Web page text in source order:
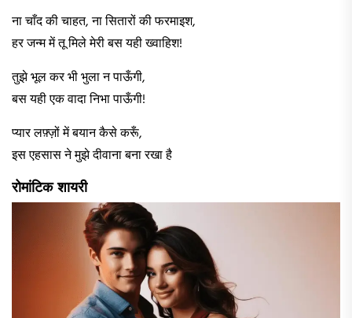
​ना चाँद की चाहत, ना सितारों की फरमाइश,
हर जन्म में तू मिले मेरी बस यही ख्वाहिश! ​
​तुझे भूल कर भी भुला न पाऊँगी,
बस यही एक वादा निभा पाऊँगी! ​
​प्यार लफ़्ज़ों में बयान कैसे करूँ,
इस एहसास ने मुझे दीवाना बना रखा है
रोमांटिक शायरी